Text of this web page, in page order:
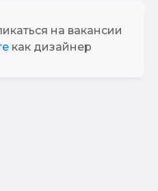
на вакансии
как дизайнер